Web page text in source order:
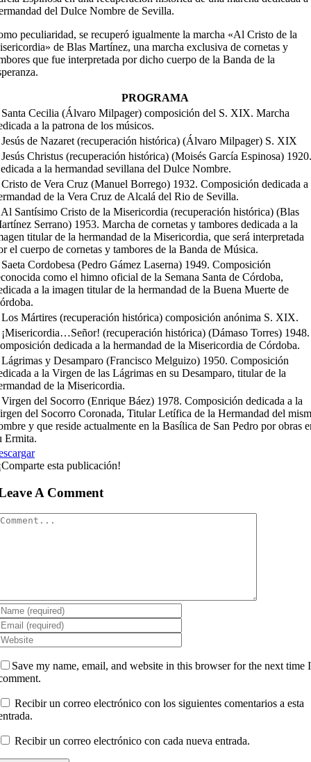
del Dulce Nombre de Sevilla.
peculiaridad, se recuperó igualmente la marcha «Al Cristo de la
de Blas Martínez, una marcha exclusiva de cornetas y
que fue interpretada por dicho cuerpo de la Banda de la
PROGRAMA
Cecilia (Álvaro Milpager) composición del S. XIX. Marcha
a la patrona de los músicos.
de Nazaret (recuperación histórica) (Álvaro Milpager) S. XIX
Christus (recuperación histórica) (Moisés García Espinosa) 1920.
a la hermandad sevillana del Dulce Nombre.
de Vera Cruz (Manuel Borrego) 1932. Composición dedicada a
de la Vera Cruz de Alcalá del Rio de Sevilla.
Santísimo Cristo de la Misericordia (recuperación histórica) (Blas
Serrano) 1953. Marcha de cornetas y tambores dedicada a la
titular de la hermandad de la Misericordia, que será interpretada
el cuerpo de cornetas y tambores de la Banda de Música.
Cordobesa (Pedro Gámez Laserna) 1949. Composición
como el himno oficial de la Semana Santa de Córdoba,
a la imagen titular de la hermandad de la Buena Muerte de
Mártires (recuperación histórica) composición anónima S. XIX.
(recuperación histórica) (Dámaso Torres) 1948.
dedicada a la hermandad de la Misericordia de Córdoba.
y Desamparo (Francisco Melguizo) 1950. Composición
a la Virgen de las Lágrimas en su Desamparo, titular de la
de la Misericordia.
del Socorro (Enrique Báez) 1978. Composición dedicada a la
del Socorro Coronada, Titular Letífica de la Hermandad del
y que reside actualmente en la Basílica de San Pedro por obras
Ermita.
esta publicación!
A Comment
Save my name, email, and website in this browser for the next time I
Recibir un correo electrónico con los siguientes comentarios a esta
Recibir un correo electrónico con cada nueva entrada.